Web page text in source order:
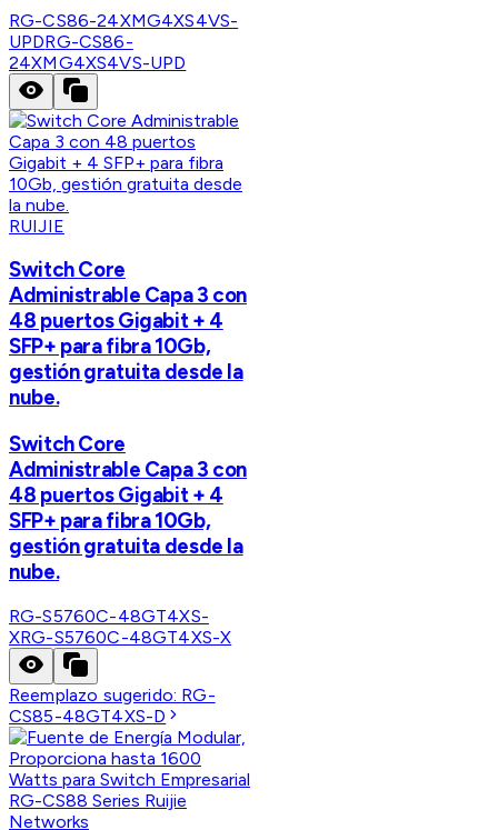
RG-CS86-24XMG4XS4VS-
UPDRG-CS86-
24XMG4XS4VS-UPD
RUIJIE
Switch Core
Administrable Capa 3 con
48 puertos Gigabit + 4
SFP+ para fibra 10Gb,
gestión gratuita desde la
nube.
Switch Core
Administrable Capa 3 con
48 puertos Gigabit + 4
SFP+ para fibra 10Gb,
gestión gratuita desde la
nube.
RG-S5760C-48GT4XS-
XRG-S5760C-48GT4XS-X
Reemplazo sugerido: RG-
CS85-48GT4XS-D